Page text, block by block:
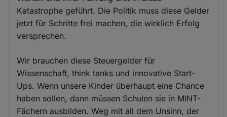
Katastrophe geführt. Die Politik muss diese Gelder
jetzt für Schritte frei machen, die wirklich Erfolg
versprechen.
Wir brauchen diese Steuergelder für
Wissenschaft, think tanks und innovative Start-
Ups. Wenn unsere Kinder überhaupt eine Chance
haben sollen, dann müssen Schulen sie in MINT-
Fächern ausbilden. Weg mit all dem Unsinn, der